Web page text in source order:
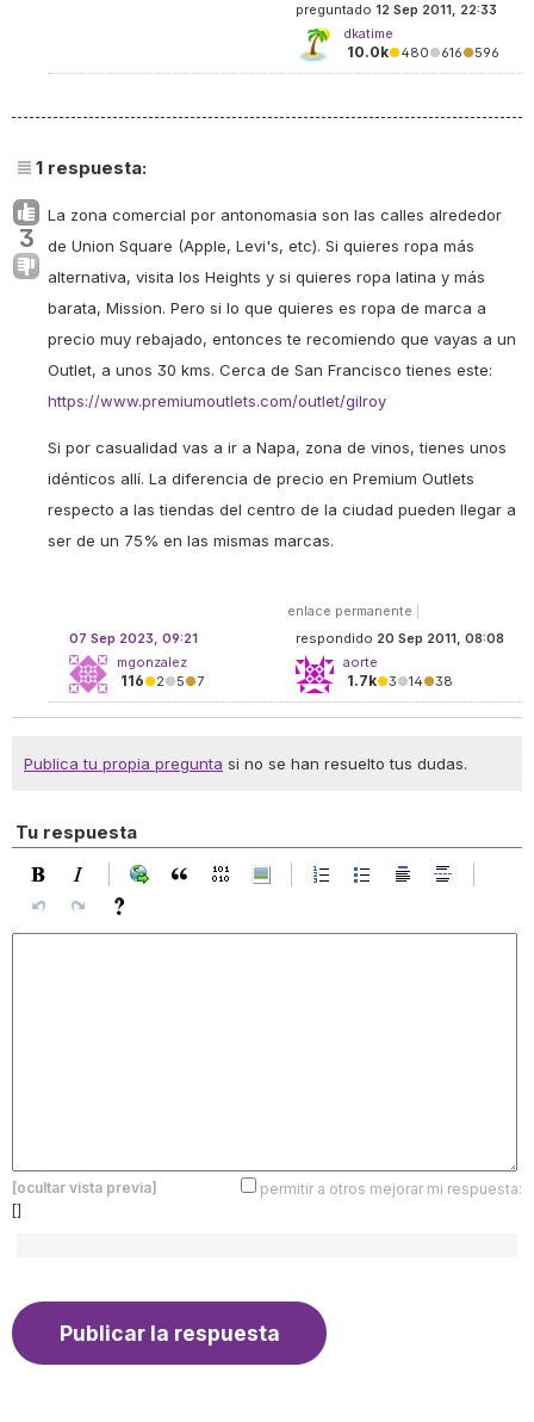
preguntado 12 Sep 2011, 22:33
dkatime
10.0k●480●616●596
1 respuesta:
3
La zona comercial por antonomasia son las calles alrededor
de Union Square (Apple, Levi's, etc). Si quieres ropa más
alternativa, visita los Heights y si quieres ropa latina y más
barata, Mission. Pero si lo que quieres es ropa de marca a
precio muy rebajado, entonces te recomiendo que vayas a un
Outlet, a unos 30 kms. Cerca de San Francisco tienes este:
https://www.premiumoutlets.com/outlet/gilroy
Si por casualidad vas a ir a Napa, zona de vinos, tienes unos
idénticos allí. La diferencia de precio en Premium Outlets
respecto a las tiendas del centro de la ciudad pueden llegar a
ser de un 75% en las mismas marcas.
enlace permanente
respondido 20 Sep 2011, 08:08
aorte
1.7k●3●14●38
07 Sep 2023, 09:21
mgonzalez
116●2●5●7
Publica tu propia pregunta si no se han resuelto tus dudas.
Tu respuesta
[ocultar vista previa]
permitir a otros mejorar mi respuesta:
[]